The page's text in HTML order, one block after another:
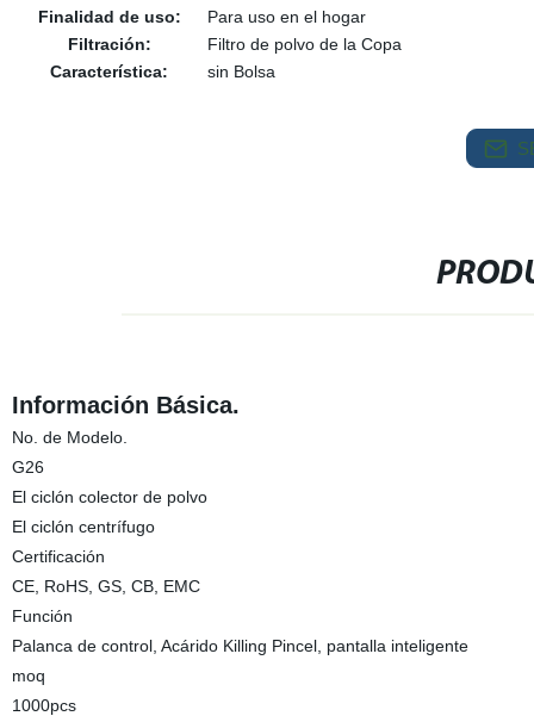
Finalidad de uso:
Para uso en el hogar
Filtración:
Filtro de polvo de la Copa
Característica:
sin Bolsa
Información Básica.
No. de Modelo.
G26
El ciclón colector de polvo
El ciclón centrífugo
Certificación
CE, RoHS, GS, CB, EMC
Función
Palanca de control, Acárido Killing Pincel, pantalla inteligente
moq
1000pcs